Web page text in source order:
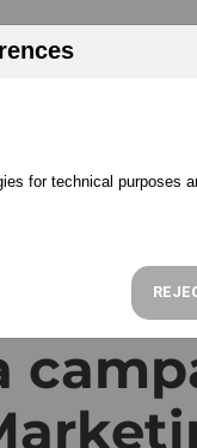
PARTNER
for technical purposes